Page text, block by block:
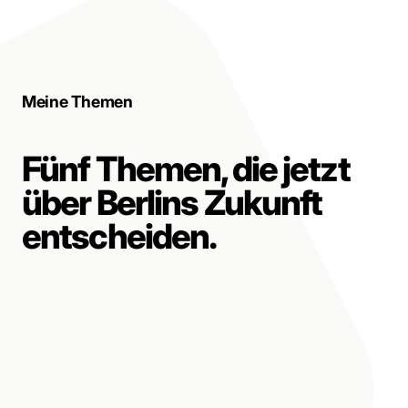
Meine Themen
Fünf Themen, die jetzt
über Berlins Zukunft
entscheiden.